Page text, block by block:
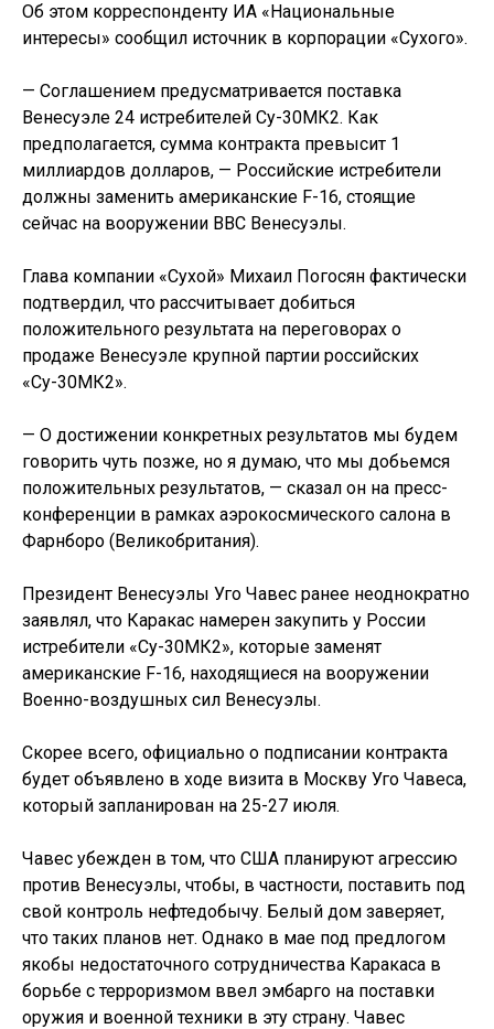
Об этом корреспонденту ИА «Национальные
интересы» сообщил источник в корпорации «Сухого».
— Соглашением предусматривается поставка
Венесуэле 24 истребителей Су-30МК2. Как
предполагается, сумма контракта превысит 1
миллиардов долларов, — Российские истребители
должны заменить американские F-16, стоящие
сейчас на вооружении ВВС Венесуэлы.
Глава компании «Сухой» Михаил Погосян фактически
подтвердил, что рассчитывает добиться
положительного результата на переговорах о
продаже Венесуэле крупной партии российских
«Су-30МК2».
— О достижении конкретных результатов мы будем
говорить чуть позже, но я думаю, что мы добьемся
положительных результатов, — сказал он на пресс-
конференции в рамках аэрокосмического салона в
Фарнборо (Великобритания).
Президент Венесуэлы Уго Чавес ранее неоднократно
заявлял, что Каракас намерен закупить у России
истребители «Су-30МК2», которые заменят
американские F-16, находящиеся на вооружении
Военно-воздушных сил Венесуэлы.
Скорее всего, официально о подписании контракта
будет объявлено в ходе визита в Москву Уго Чавеса,
который запланирован на 25-27 июля.
Чавес убежден в том, что США планируют агрессию
против Венесуэлы, чтобы, в частности, поставить под
свой контроль нефтедобычу. Белый дом заверяет,
что таких планов нет. Однако в мае под предлогом
якобы недостаточного сотрудничества Каракаса в
борьбе с терроризмом ввел эмбарго на поставки
оружия и военной техники в эту страну. Чавес